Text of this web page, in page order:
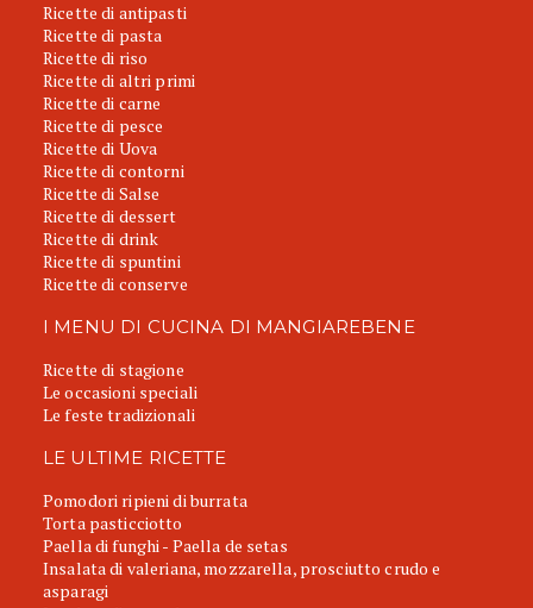
Ricette di antipasti
Ricette di pasta
Ricette di riso
Ricette di altri primi
Ricette di carne
Ricette di pesce
Ricette di Uova
Ricette di contorni
Ricette di Salse
Ricette di dessert
Ricette di drink
Ricette di spuntini
Ricette di conserve
I MENU DI CUCINA DI MANGIAREBENE
Ricette di stagione
Le occasioni speciali
Le feste tradizionali
LE ULTIME RICETTE
Pomodori ripieni di burrata
Torta pasticciotto
Paella di funghi - Paella de setas
Insalata di valeriana, mozzarella, prosciutto crudo e
asparagi